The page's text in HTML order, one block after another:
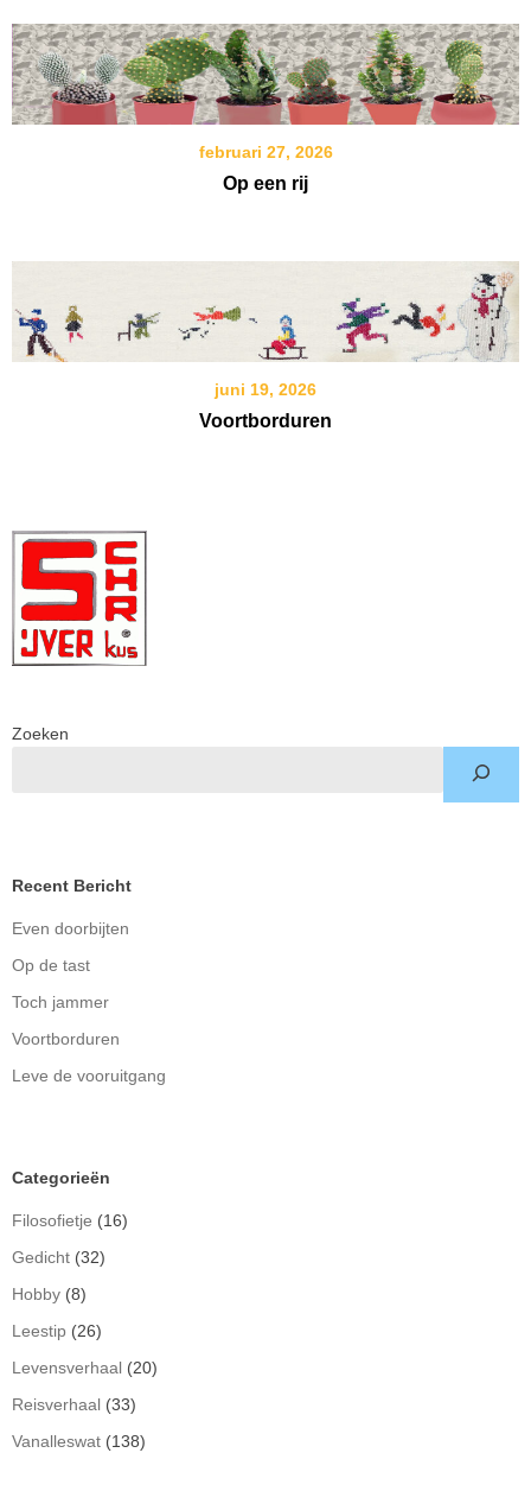
februari 27, 2026
Op een rij
juni 19, 2026
Voortborduren
Zoeken
Recent Bericht
Even doorbijten
Op de tast
Toch jammer
Voortborduren
Leve de vooruitgang
Categorieën
Filosofietje (16)
Gedicht (32)
Hobby (8)
Leestip (26)
Levensverhaal (20)
Reisverhaal (33)
Vanalleswat (138)